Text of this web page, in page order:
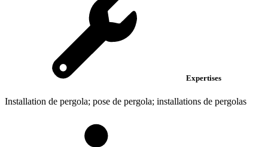
Expertises
Installation de pergola; pose de pergola; installations de pergolas